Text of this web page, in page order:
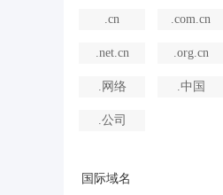
.cn .com.cn
.net.cn .org.cn
.网络 .中国
.公司
国际域名